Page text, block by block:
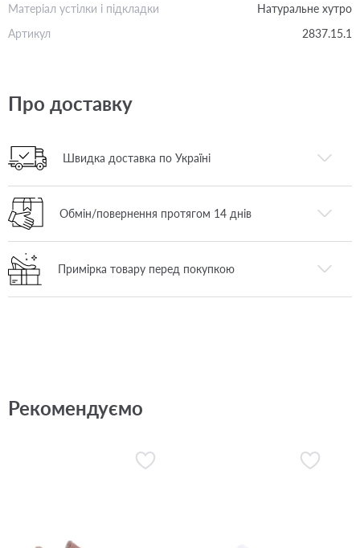
Матеріал устілки і підкладки
Натуральне хутро
Артикул
2837.15.1
Про доставку
Швидка доставка по Україні
Обмін/повернення протягом 14 днів
Примірка товару перед покупкою
Рекомендуємо